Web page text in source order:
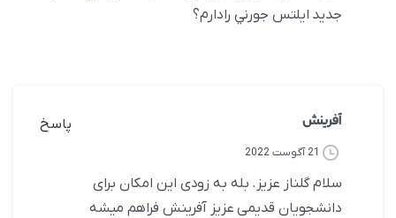
جديد ايلتس جورني رادارم؟
آفرینش پاسخ
21 آگوست 2022
سلام گلناز عزیز. بله به زودی این امکان برای
دانشجویان قدیمی عزیز آفرینش فراهم میشه